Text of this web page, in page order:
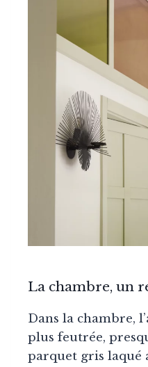
La chambre, un
Dans la chambre,
plus feutrée,
parquet gris laqué